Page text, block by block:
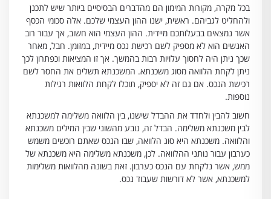
בכל מקרה, מקורות המימון הם מהדברים הבסיסיים ביותר שיש לתכנן
ולהחליט לגביהם. ראשית, ישנו ההון העצמי שלכם. אלה סכומי הכסף
אשר נמצאים בבעלותכם מיידית. ההון העצמי הוא חשוב, אך עבור רוב
האנשים הוא לא מספיק לשם רכישת נכס מיידית, במזומן. חבל, מאחר
שכך ניתן היה לחסוך עלויות רבות בהמשך. אך זו המציאות וכפתרון לכך
ניתן לקחת הלוואה מסוג משכנתא. המשכנתא תשלים את החסר לשם
רכישת הנכס. אם גם זה לא יספיק, תוכלו לקחת הלוואות רגילות
נוספות.
חשוב להבין ולחדד את ההבדל שישנו, בין הלוואה משלימה למשכנתא
לבין משכנתא משלימה. הבדל זה, נובע מהשוני שבין המילים משכנתא
והלוואה. משכנתא היא סוג הלוואה, שבו הנכס שאתם רוכשים משמש
כערבון עבור נותני ההלוואה. לכן, משכנתא משלימה היא משכנתא של
ממש, אשר נלקחת עם הנכס כערבון. זאת בשונה מהלוואות משלימות
למשכנתא, אשר לא דורשות שעבוד נכס.